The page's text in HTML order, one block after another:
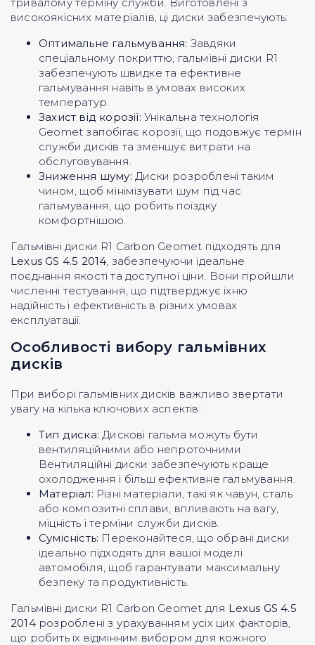
високоякісних матеріалів, ці диски забезпечують:
Оптимальне гальмування: Завдяки
спеціальному покриттю, гальмівні диски R1
забезпечують швидке та ефективне
гальмування навіть в умовах високих
температур.
Захист від корозії: Унікальна технологія
Geomet запобігає корозії, що подовжує термін
служби дисків та зменшує витрати на
обслуговування.
Зниження шуму: Диски розроблені таким
чином, щоб мінімізувати шум під час
гальмування, що робить поїздку
комфортнішою.
Гальмівні диски R1 Carbon Geomet підходять для
Lexus GS 4.5 2014, забезпечуючи ідеальне
поєднання якості та доступної ціни. Вони пройшли
численні тестування, що підтверджує їхню
надійність і ефективність в різних умовах
експлуатації.
Особливості вибору гальмівних
дисків
При виборі гальмівних дисків важливо звертати
увагу на кілька ключових аспектів:
Тип диска: Дискові гальма можуть бути
вентиляційними або непроточними.
Вентиляційні диски забезпечують краще
охолодження і більш ефективне гальмування.
Матеріал: Різні матеріали, такі як чавун, сталь
або композитні сплави, впливають на вагу,
міцність і терміни служби дисків.
Сумісність: Переконайтеся, що обрані диски
ідеально підходять для вашої моделі
автомобіля, щоб гарантувати максимальну
безпеку та продуктивність.
Гальмівні диски R1 Carbon Geomet для Lexus GS 4.5
2014розроблені з урахуванням усіх цих факторів,
що робить їх відмінним вибором для кожного